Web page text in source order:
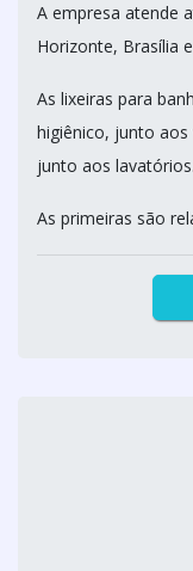
A empresa atende
Horizonte, Brasília
As lixeiras para
higiênico, junto
junto aos lavatórios.
As primeiras são